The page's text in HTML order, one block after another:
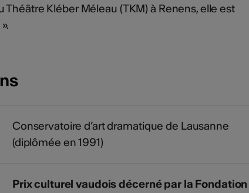
Théâtre Kléber Méleau (TKM) à Renens, elle est
Conservatoire d’art dramatique de Lausanne
(diplômée en 1991)
Prix culturel vaudois décerné par la Fondation